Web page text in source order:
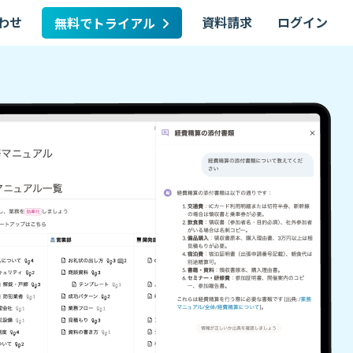
せ 無料でトライアル 資料請求 ログイン